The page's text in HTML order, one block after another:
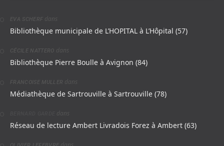
EVA SCHERF dans
Bibliothèque municipale de L’HOPITAL à L’Hôpital (57)
CÉCILE NATTERO dans
Bibliothèque Pierre Boulle à Avignon (84)
FRANCOISE MULLER dans
Médiathèque de Sartrouville à Sartrouville (78)
dans
Réseau de lecture Ambert Livradois Forez à Ambert (63)